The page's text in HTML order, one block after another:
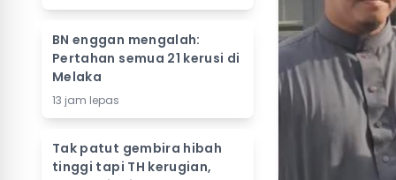
BN enggan mengalah:
Pertahan semua 21 kerusi di
Melaka
13 jam lepas
Tak patut gembira hibah
tinggi tapi TH kerugian,